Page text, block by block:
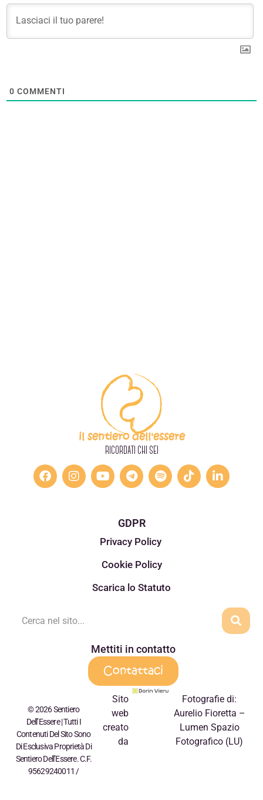
0 COMMENTI
il sentiero dell'essere
RICORDATI CHI SEI
GDPR
Privacy Policy
Cookie Policy
Scarica lo Statuto
Mettiti in contatto
Contattaci
© 2026 Sentiero
Dell’Essere | Tutti I
Contenuti Del Sito Sono
Di Esclusiva Proprietà Di
Sentiero Dell’Essere. C.F.
95629240011 /
Sito
web
creato
da
Fotografie di:
Aurelio Fioretta –
Lumen Spazio
Fotografico (LU)